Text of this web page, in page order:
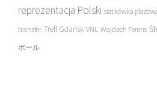
reprezentacja Polski siatkówka
transfer Trefl Gdańsk VNL Wojciech Ferens
ボール